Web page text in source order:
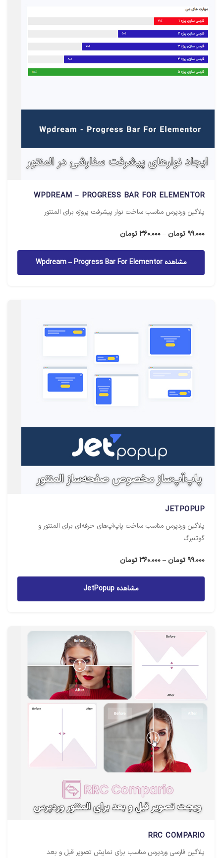
WPDREAM – PROGRESS BAR FOR ELEMENTOR
پلاگین وردپرس مناسب ساخت نوار پیشرفت پروژه برای المنتور
99.000 تومان –
360.000تومان
99.000 تومان
تا
مشاهده Wpdream – Progress Bar For Elementor
JETPOPUP
پلاگین وردپرس مناسب ساخت پاپ‌آپ‌های حرفه‌ای برای المنتور و
گوتنبرگ
99.000 تومان –
360.000تومان
99.000 تومان
تا
مشاهده JetPopup
RRC COMPARIO
پلاگین فارسی وردپرس مناسب برای نمایش تصویر قبل و بعد